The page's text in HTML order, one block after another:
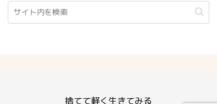
捨てて軽く生きてみる